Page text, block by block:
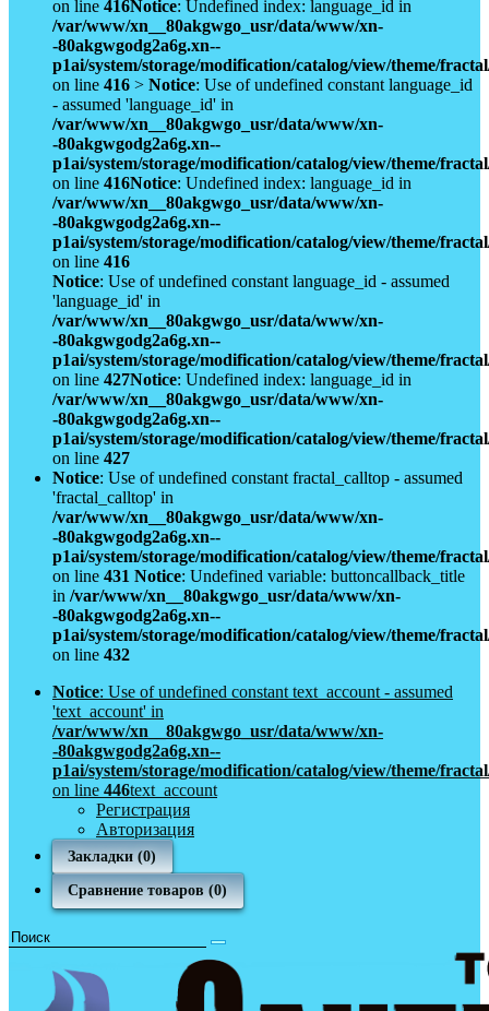
on line 416Notice: Undefined index: language_id in
/var/www/xn__80akgwgo_usr/data/www/xn-
-80akgwgodg2a6g.xn--
p1ai/system/storage/modification/catalog/view/theme/
on line 416 > Notice: Use of undefined constant language_id
- assumed 'language_id' in
/var/www/xn__80akgwgo_usr/data/www/xn-
-80akgwgodg2a6g.xn--
p1ai/system/storage/modification/catalog/view/theme/
on line 416Notice: Undefined index: language_id in
/var/www/xn__80akgwgo_usr/data/www/xn-
-80akgwgodg2a6g.xn--
p1ai/system/storage/modification/catalog/view/theme/
on line 416
Notice: Use of undefined constant language_id - assumed
'language_id' in
/var/www/xn__80akgwgo_usr/data/www/xn-
-80akgwgodg2a6g.xn--
p1ai/system/storage/modification/catalog/view/theme/
on line 427Notice: Undefined index: language_id in
/var/www/xn__80akgwgo_usr/data/www/xn-
-80akgwgodg2a6g.xn--
p1ai/system/storage/modification/catalog/view/theme/
on line 427
Notice: Use of undefined constant fractal_calltop - assumed
'fractal_calltop' in
/var/www/xn__80akgwgo_usr/data/www/xn-
-80akgwgodg2a6g.xn--
p1ai/system/storage/modification/catalog/view/theme/
on line 431 Notice: Undefined variable: buttoncallback_title
in /var/www/xn__80akgwgo_usr/data/www/xn-
-80akgwgodg2a6g.xn--
p1ai/system/storage/modification/catalog/view/theme/
on line 432
Notice: Use of undefined constant text_account - assumed
'text_account' in
/var/www/xn__80akgwgo_usr/data/www/xn-
-80akgwgodg2a6g.xn--
p1ai/system/storage/modification/catalog/view/theme/
on line 446text_account
Регистрация
Авторизация
Закладки (0)
Сравнение товаров (0)